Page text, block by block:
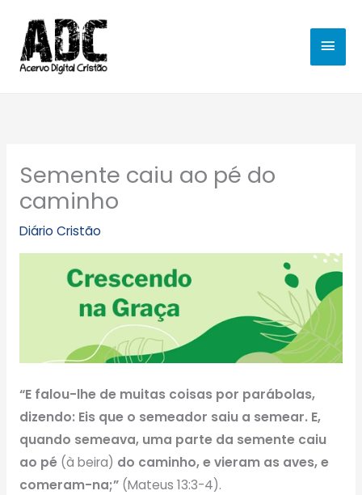
para
conteúdo
Semente caiu ao pé do
caminho
Diário Cristão
“E falou-lhe de muitas coisas por parábolas,
dizendo: Eis que o semeador saiu a semear. E,
quando semeava, uma parte da semente caiu
ao pé(à beira) do caminho, e vieram as aves, e
comeram-na;” (Mateus 13:3-4).